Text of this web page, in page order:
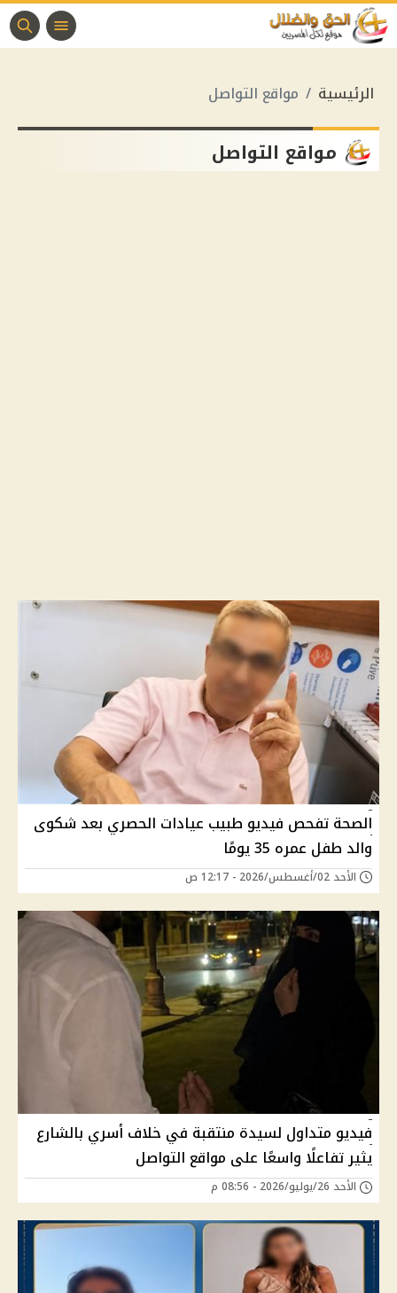
الرئيسية مواقع التواصل
مواقع التواصل
الصحة تفحص فيديو طبيب عيادات الحصري بعد شكوى
والد طفل عمره 35 يومًا
الأحد 02/أغسطس/2026 - 12:17 ص
فيديو متداول لسيدة منتقبة في خلاف أسري بالشارع
يثير تفاعلًا واسعًا على مواقع التواصل
الأحد 26/يوليو/2026 - 08:56 م